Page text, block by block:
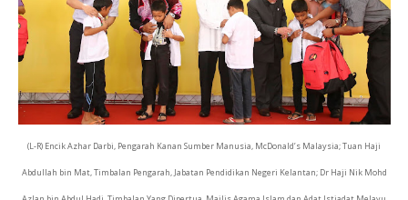
(L-R) Encik Azhar Darbi, Pengarah Kanan Sumber Manusia, McDonald’s Malaysia; Tuan Haji
Abdullah bin Mat, Timbalan Pengarah, Jabatan Pendidikan Negeri Kelantan; Dr Haji Nik Mohd